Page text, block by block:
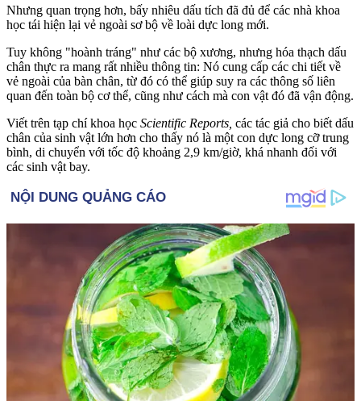
Nhưng quan trọng hơn, bấy nhiêu dấu tích đã đủ để các nhà khoa
học tái hiện lại vẻ ngoài sơ bộ về loài dực long mới.
Tuy không "hoành tráng" như các bộ xương, nhưng hóa thạch dấu
chân thực ra mang rất nhiều thông tin: Nó cung cấp các chi tiết về
vẻ ngoài của bàn chân, từ đó có thể giúp suy ra các thông số liên
quan đến toàn bộ c‌ơ th‌ể, cũng như cách mà con vật đó đã vận động.
Viết trên tạp chí khoa học Scientific Reports, các tác giả cho biết dấu
chân của sinh vật lớn hơn cho thấy nó là một con dực long cỡ trung
bình, di chuyển với tốc độ khoảng 2,9 km/giờ, khá nhanh đối với
các sinh vật bay.